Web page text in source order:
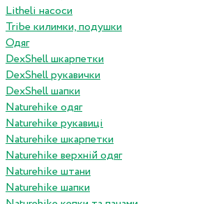
Litheli насоси
Tribe килимки, подушки
Одяг
DexShell шкарпетки
DexShell рукавички
DexShell шапки
Naturehike одяг
Naturehike рукавиці
Naturehike шкарпетки
Naturehike верхній одяг
Naturehike штани
Naturehike шапки